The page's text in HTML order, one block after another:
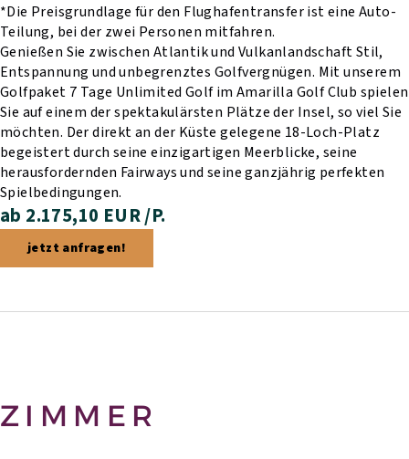
*Die Preisgrundlage für den Flughafentransfer ist eine Auto-
Teilung, bei der zwei Personen mitfahren.
Genießen Sie zwischen Atlantik und Vulkanlandschaft Stil,
Entspannung und unbegrenztes Golfvergnügen. Mit unserem
Golfpaket 7 Tage Unlimited Golf im Amarilla Golf Club spielen
Sie auf einem der spektakulärsten Plätze der Insel, so viel Sie
möchten. Der direkt an der Küste gelegene 18-Loch-Platz
begeistert durch seine einzigartigen Meerblicke, seine
herausfordernden Fairways und seine ganzjährig perfekten
Spielbedingungen.
ab 2.175,10 EUR /P.
jetzt anfragen!
ZIMMER